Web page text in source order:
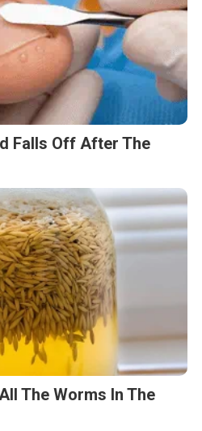
Falls Off After The
The Worms In The